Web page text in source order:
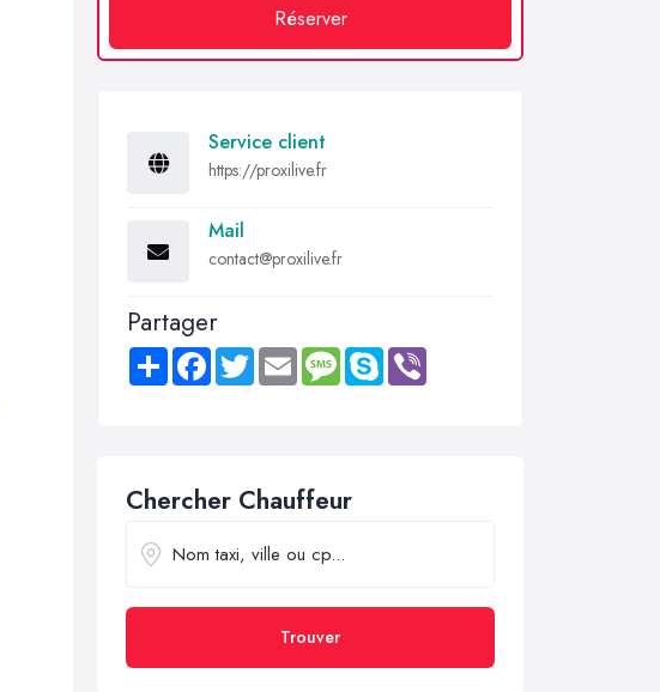
Réserver
Service client
https://proxilive.fr
Mail
contact@proxilive.fr
Partager
Share FacebookTwitter Email MessageSkype
Chercher Chauffeur
Trouver